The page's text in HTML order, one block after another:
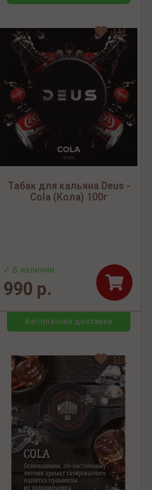
Табак для кальяна Deus -
Cola (Кола) 100г
✓ В наличии
990 р.
Бесплатная доставка